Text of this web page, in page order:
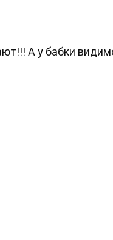
А у бабки